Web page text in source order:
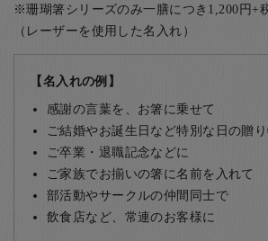
※珊瑚箸シリーズのみ一膳につき1,200円+
（レーザーを使用した名入れ）
【名入れの例】
感謝の言葉を、お箸に乗せて
ご結婚やお誕生日など特別な日の贈
ご卒業・退職記念などに
ご家族でお揃いの箸に名前を入れて
部活動やサークルの仲間同士で
飲食店など、常連のお客様に